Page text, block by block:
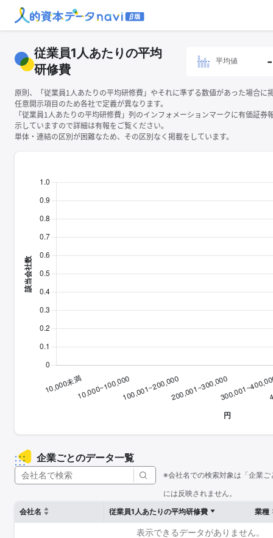
従業員1人あたりの平均
研修費
平均値
原則、「従業員1人あたりの平均研修費」やそれに準ずる数値があった場合に
任意開示項目のため各社で定義が異なります。
「従業員1人あたりの平均研修費」列のインフォメーションマークに有価証券
示していますので詳細は有報をご覧ください。
単体・連結の区別が困難なため、その区別なく掲載をしています。
企業ごとのデータ一覧
※会社名での検索対象は「企業
には反映されません。
会社名
従業員1人あたりの平均研修費 業種
表示できるデータがありません。